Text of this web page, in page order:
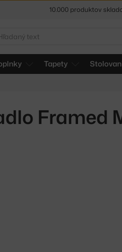
Tapety
Framed
5 % zľava pre